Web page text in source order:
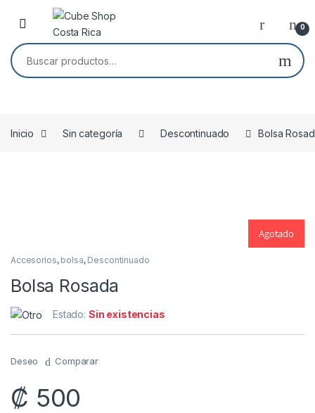
Skip to navigation
Skip to content
0
Buscar por:
Inicio Sin categoría Descontinuado Bolsa
Agotado
Accesorios, bolsa, Descontinuado
Bolsa Rosada
Estado: Sin existencias
Deseo Comparar
₡ 500